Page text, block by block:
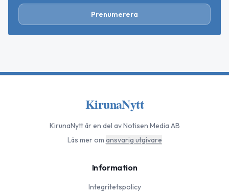
Prenumerera
KirunaNytt
KirunaNyttär en del av Notisen Media AB
Läs mer om ansvarig utgivare
Information
Integritetspolicy